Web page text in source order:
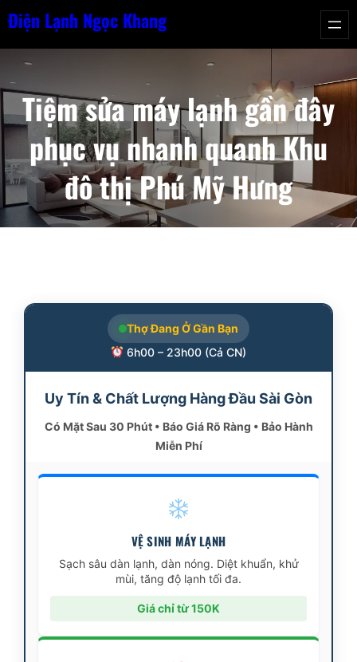
Chuyển
nội
dung
Điện Lạnh Ngọc Khang
Tiệm sửa máy lạnh gần đây
phục vụ nhanh quanh Khu
đô thị Phú Mỹ Hưng
Thợ Đang Ở Gần Bạn
6h00 – 23h00 (Cả CN)
Uy Tín & Chất Lượng Hàng Đầu Sài Gòn
Có Mặt Sau 30 Phút • Báo Giá Rõ Ràng • Bảo Hành
Miễn Phí
VỆ SINH MÁY LẠNH
Sạch sâu dàn lạnh, dàn nóng. Diệt khuẩn, khử
mùi, tăng độ lạnh tối đa.
Giá chỉ từ 150K